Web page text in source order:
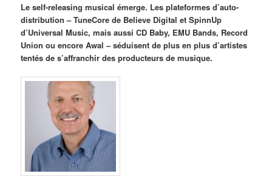
Le self-releasing musical émerge. Les plateformes d’auto-
distribution – TuneCore de Believe Digital et SpinnUp
d’Universal Music, mais aussi CD Baby, EMU Bands, Record
Union ou encore Awal – séduisent de plus en plus d’artistes
tentés de s’affranchir des producteurs de musique.